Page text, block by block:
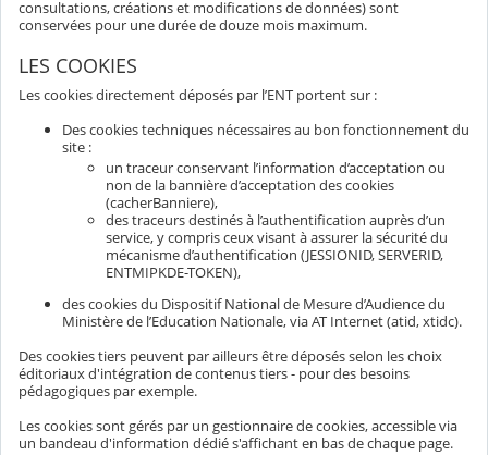
consultations, créations et modifications de données) sont
conservées pour une durée de douze mois maximum.
LES COOKIES
Les cookies directement déposés par l’ENT portent sur :
Des cookies techniques nécessaires au bon fonctionnement du
site :
un traceur conservant l’information d’acceptation ou
non de la bannière d’acceptation des cookies
(cacherBanniere),
des traceurs destinés à l’authentification auprès d’un
service, y compris ceux visant à assurer la sécurité du
mécanisme d’authentification (JESSIONID, SERVERID,
ENTMIPKDE-TOKEN),
des cookies du Dispositif National de Mesure d’Audience du
Ministère de l’Education Nationale, via AT Internet (atid, xtidc).
Des cookies tiers peuvent par ailleurs être déposés selon les choix
éditoriaux d'intégration de contenus tiers - pour des besoins
pédagogiques par exemple.
Les cookies sont gérés par un gestionnaire de cookies, accessible via
un bandeau d'information dédié s'affichant en bas de chaque page.